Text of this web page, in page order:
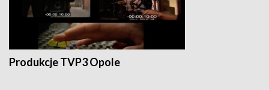
Produkcje TVP3 Opole